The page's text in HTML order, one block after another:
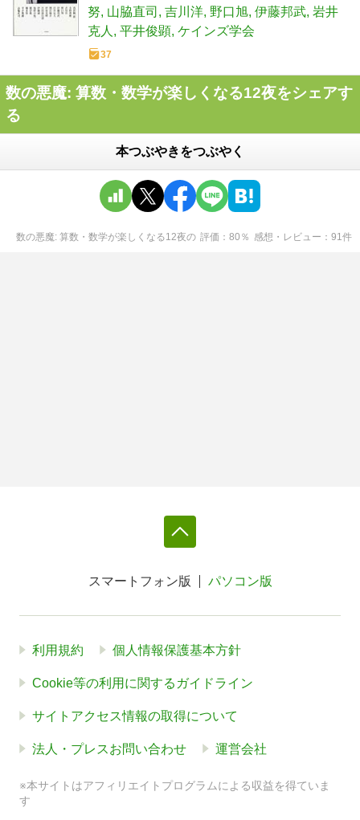
努 山脇直司 吉川洋 野口旭 伊藤邦武 岩井
克人
平井俊顕 ケインズ学会
37
数の悪魔: 算数・数学が楽しくなる12夜をシェアす
る
本つぶやきをつぶやく
数の悪魔: 算数・数学が楽しくなる12夜の 評価 80 ％ 感想・レビュー 91件
スマートフォン版 パソコン版
利用規約 個人情報保護基本方針
Cookie等の利用に関するガイドライン
サイトアクセス情報の取得について
法人・プレスお問い合わせ 運営会社
※本サイトはアフィリエイトプログラムによる収益を得ていま
す